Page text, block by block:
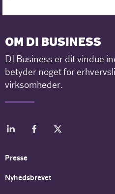
OM DI BUSINESS
DI Business er dit vindue
betyder noget for
virksomheder.
Presse
Nyhedsbrevet